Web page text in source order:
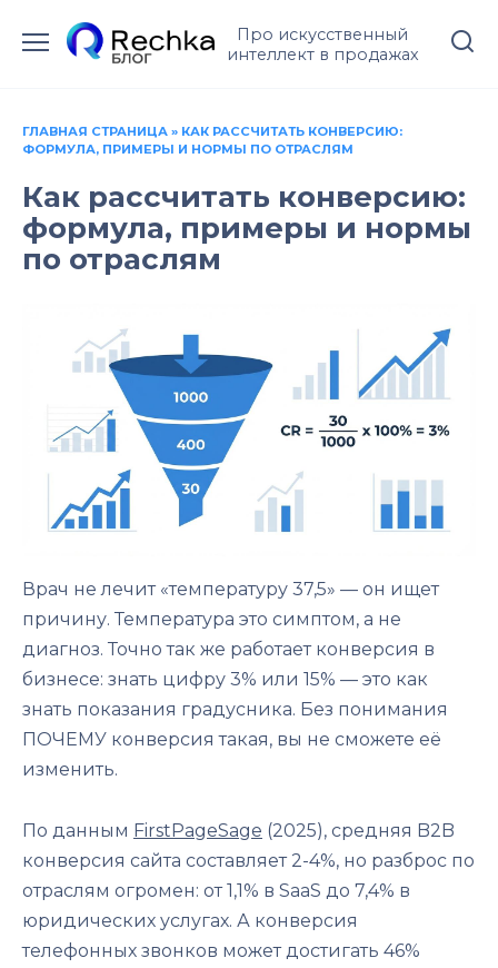
содержанию
Про искусственный
интеллект в продажах
ГЛАВНАЯ СТРАНИЦА » КАК РАССЧИТАТЬ КОНВЕРСИЮ:
ФОРМУЛА, ПРИМЕРЫ И НОРМЫ ПО ОТРАСЛЯМ
Как рассчитать конверсию:
формула, примеры и нормы
по отраслям
Врач не лечит «температуру 37,5» — он ищет
причину. Температура это симптом, а не
диагноз. Точно так же работает конверсия в
бизнесе: знать цифру 3% или 15% — это как
знать показания градусника. Без понимания
ПОЧЕМУ конверсия такая, вы не сможете её
изменить.
По данным FirstPageSage (2025), средняя B2B
конверсия сайта составляет 2-4%, но разброс по
отраслям огромен: от 1,1% в SaaS до 7,4% в
юридических услугах. А конверсия
телефонных звонков может достигать 46%